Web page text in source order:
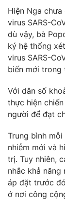
Video
VTV Money
VTV Sức khoẻ
Thị trường
VTV4
VTV9
Liên hệ tòa
Hiện Nga
virus SARS-
dù vậy, bà
ký hệ thống
virus SARS-
biến mới trong
Với dân số
thực hiện
người để đạt
Trung bình
nhiễm mới và
trị. Tuy nhiên,
nhắc khả
áp đặt trước
ở nơi công